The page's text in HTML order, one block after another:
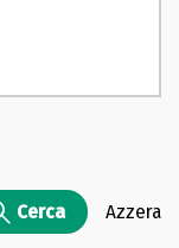
Cerca Azzera